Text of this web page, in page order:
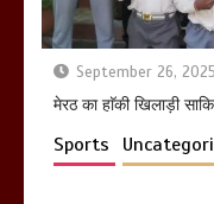
September 26, 2025
मेरठ का हाॅकी खिलाड़ी
Sports